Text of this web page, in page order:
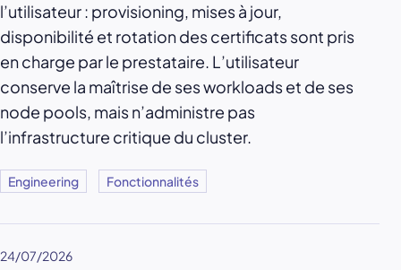
l’utilisateur : provisioning, mises à jour,
disponibilité et rotation des certificats sont pris
en charge par le prestataire. L’utilisateur
conserve la maîtrise de ses workloads et de ses
node pools, mais n’administre pas
l’infrastructure critique du cluster.
Engineering Fonctionnalités
24/07/2026